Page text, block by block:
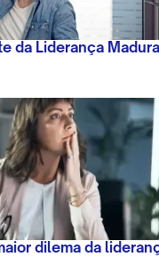
da Liderança Madura
dilema da